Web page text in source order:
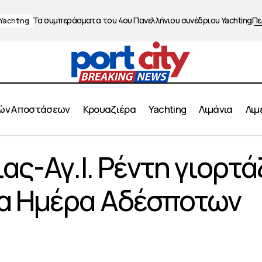
Yachting Τα συμπεράσματα του 4ου Πανελλήνιου συνέδριου Yachting
Αποστάσεων Κρουαζιέρα Yachting Λιμάνια
Νίκαιας-Αγ.Ι. Ρέντη γιορτάζει την Παγκόσμια Ημέρα
Αγ.Ι. Ρέντη
Ημέρα Αδέσποτων